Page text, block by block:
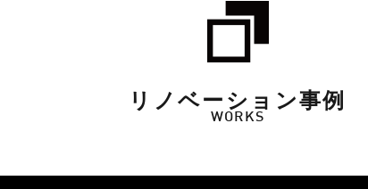
リノベーション事例
WORKS